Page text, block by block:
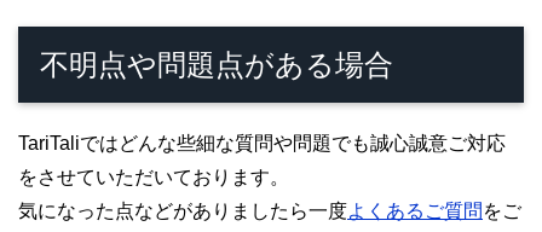
不明点や問題点がある場合
TariTaliではどんな些細な質問や問題でも誠心誠意ご対応
をさせていただいております。
気になった点などがありましたら一度よくあるご質問 をご